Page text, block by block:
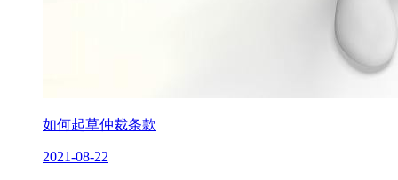
如何起草仲裁条款
2021-08-22